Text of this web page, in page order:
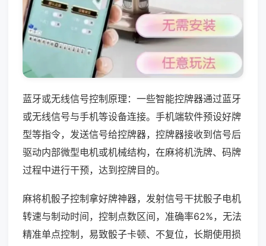
蓝牙或无线信号控制原理：一些智能控牌器通过蓝牙
或无线信号与手机等设备连接。手机端软件预设好牌
型等指令，发送信号给控牌器，控牌器接收到信号后
驱动内部微型电机或机械结构，在麻将机洗牌、码牌
过程中进行干预，达到控牌目的。
麻将机骰子控制拿好牌神器，发射信号干扰骰子电机
转速与制动时间，控制点数区间，准确率62%，无法
精准单点控制，易致骰子卡顿、不复位，长期使用损